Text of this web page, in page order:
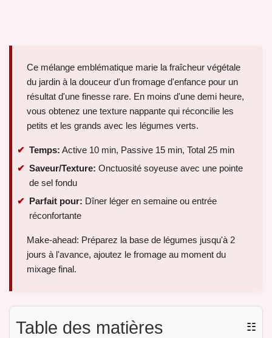
Ce mélange emblématique marie la fraîcheur végétale
du jardin à la douceur d'un fromage d'enfance pour un
résultat d'une finesse rare. En moins d'une demi heure,
vous obtenez une texture nappante qui réconcilie les
petits et les grands avec les légumes verts.
Temps: Active 10 min, Passive 15 min, Total 25 min
Saveur/Texture: Onctuosité soyeuse avec une pointe
de sel fondu
Parfait pour: Dîner léger en semaine ou entrée
réconfortante
Make-ahead: Préparez la base de légumes jusqu'à 2
jours à l'avance, ajoutez le fromage au moment du
mixage final.
Table des matières ☷